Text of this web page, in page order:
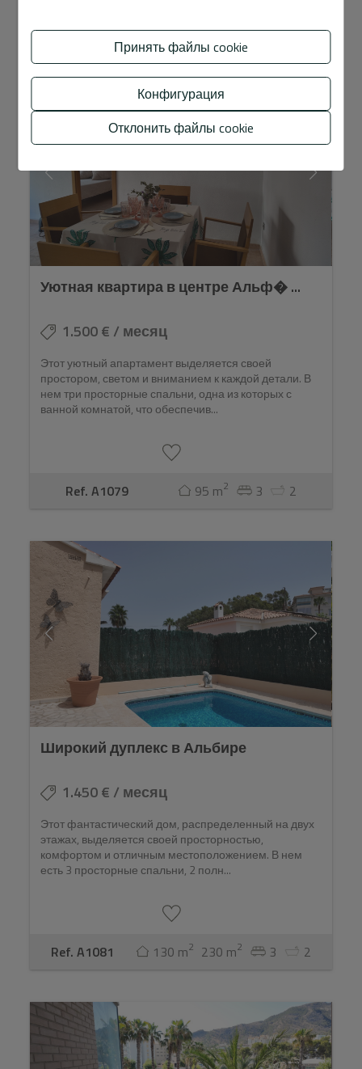
Ref. A1077 2 1
Уютная квартира в центре Альф� ...
1.500 € / месяц
Этот уютный апартамент выделяется своей
простором, светом и вниманием к каждой детали. В
нем три просторные спальни, одна из которых с
ванной комнатой, что обеспечив...
Ref. A1079 95 m2 3 2
Широкий дуплекс в Альбире
1.450 € / месяц
Этот фантастический дом, распределенный на двух
этажах, выделяется своей просторностью,
комфортом и отличным местоположением. В нем
есть 3 просторные спальни, 2 полн...
Ref. A1081 130 m2 230 m2 3 2
Принять файлы cookie
Конфигурация
Отклонить файлы cookie